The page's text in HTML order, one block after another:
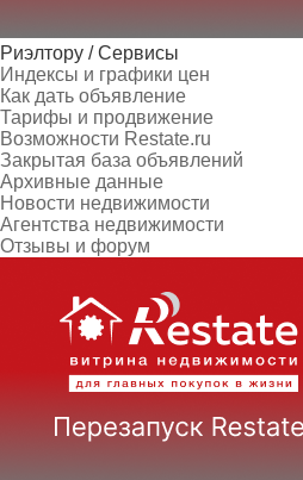
Риэлтору / Сервисы
Индексы и графики цен
Как дать объявление
Тарифы и продвижение
Возможности Restate.ru
Закрытая база объявлений
Архивные данные
Новости недвижимости
Агентства недвижимости
Отзывы и форум